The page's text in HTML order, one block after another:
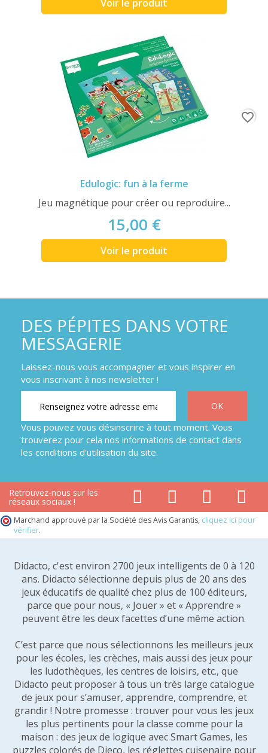
Voir le produit
Edulogic: fun à la ferme
Jeu magnétique pour créer ou reproduire...
15,00 €
Voir le produit
favorite_border
DES PÉPITES DANS VOTRE
MESSAGERIE
Laissez-nous vous accompagner et vous inspirer en
vous inscrivant à nos newsletter !
Vous pouvez vous désinscrire à tout moment. Vous
trouverez pour cela nos informations de contact dans
les conditions d'utilisation du site.
Retrouvez-nous sur les
réseaux sociaux !
Marchand approuvé par la Société des Avis Garantis, cliquez ici pour
vérifier.
Didacto, c'est environ 2700 jeux intelligents de 0 à 120
ans. Didacto sélectionne depuis plus de 20 ans des
jeux éducatifs de qualité chez plus de 100 éditeurs,
parce que pour nous, « Jouer » et « Apprendre »
peuvent être les deux facettes d’une même action.
C’est parce que nous sélectionnons les meilleurs jeux
pour les écoles, les crèches, mais aussi des jeux pour
les ludothèques, les centres de loisirs, etc., que
Didacto peut proposer à tous un très large catalogue
de jeux pour s’amuser, apprendre, comprendre, et
grandir ! Notre promesse : trouver pour vous les jeux
les plus pertinents pour la classe comme pour la
maison : des jeux de logique avec Smart Games, les
puzzles colorés de Djeco, les réglettes cuisenaire pour